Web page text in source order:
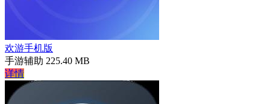
欢游手机版
手游辅助 225.40 MB
详情